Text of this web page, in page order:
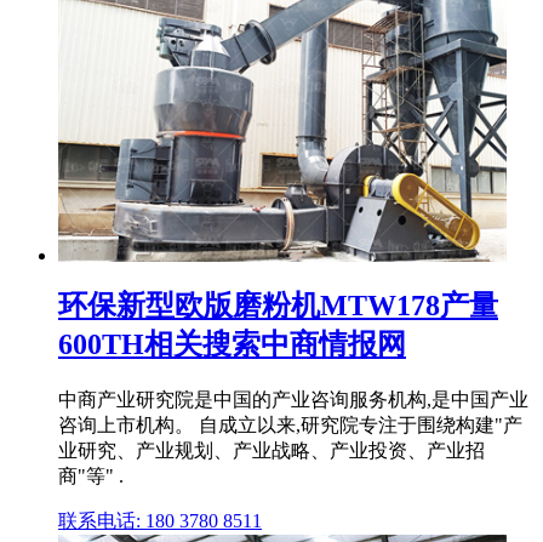
环保新型欧版磨粉机MTW178产量
600TH相关搜索中商情报网
中商产业研究院是中国的产业咨询服务机构,是中国产业
咨询上市机构。 自成立以来,研究院专注于围绕构建"产
业研究、产业规划、产业战略、产业投资、产业招
商"等" .
联系电话: 180 3780 8511